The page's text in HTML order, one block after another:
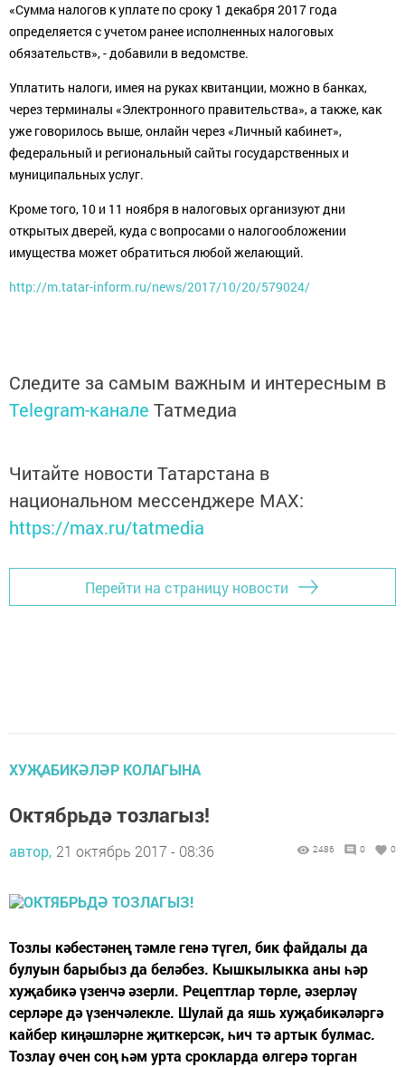
«Сумма налогов к уплате по сроку 1 декабря 2017 года
определяется с учетом ранее исполненных налоговых
обязательств», - добавили в ведомстве.
Уплатить налоги, имея на руках квитанции, можно в банках,
через терминалы «Электронного правительства», а также, как
уже говорилось выше, онлайн через «Личный кабинет»,
федеральный и региональный сайты государственных и
муниципальных услуг.
Кроме того, 10 и 11 ноября в налоговых организуют дни
открытых дверей, куда с вопросами о налогообложении
имущества может обратиться любой желающий.
http://m.tatar-inform.ru/news/2017/10/20/579024/
Следите за самым важным и интересным в
Telegram-канале Татмедиа
Читайте новости Татарстана в
национальном мессенджере MАХ:
https://max.ru/tatmedia
Перейти на страницу новости
ХУҖАБИКӘЛӘР КОЛАГЫНА
Октябрьдә тозлагыз!
автор, 21 октябрь 2017 - 08:36 2486 0 0
Тозлы кәбестәнең тәмле генә түгел, бик файдалы да
булуын барыбыз да беләбез. Кышкылыкка аны һәр
хуҗабикә үзенчә әзерли. Рецептлар төрле, әзерләү
серләре дә үзенчәлекле. Шулай да яшь хуҗабикәләргә
кайбер киңәшләрне җиткерсәк, һич тә артык булмас.
Тозлау өчен соң һәм урта срокларда өлгерә торган